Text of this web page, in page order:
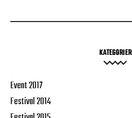
KATEGORIER
Event 2017
Festival 2014